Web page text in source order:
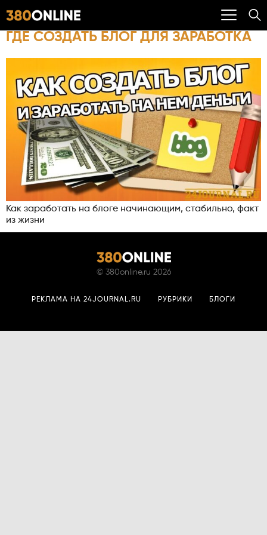
ГДЕ СОЗДАТЬ БЛОГ ДЛЯ ЗАРАБОТКА
Как заработать на блоге начинающим, стабильно, факт
из жизни
© 380online.ru 2026
РЕКЛАМА НА 24JOURNAL.RU РУБРИКИ БЛОГИ